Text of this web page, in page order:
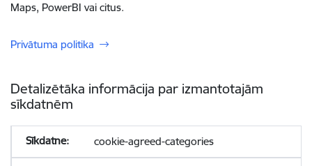
Maps, PowerBI vai citus.
Privātuma politika
Detalizētāka informācija par izmantotajām
sīkdatnēm
cookie-agreed-categories